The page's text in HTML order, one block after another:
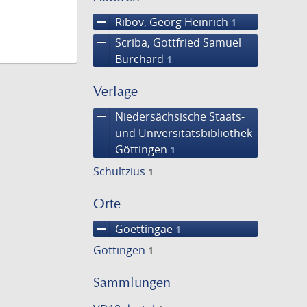
remove Ribov, Georg Heinrich 1
remove
Scriba, Gottfried Samuel
Burchard 1
Verlage
remove
Niedersächsische Staats-
und Universitätsbibliothek
Göttingen 1
Schultzius 1
Orte
remove Goettingae 1
Göttingen 1
Sammlungen